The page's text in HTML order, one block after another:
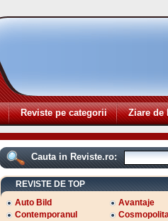
Reviste pe categorii Ziare de
Cauta in Reviste.ro:
REVISTE DE TOP
Auto Bild
Avantaje
Contemporanul